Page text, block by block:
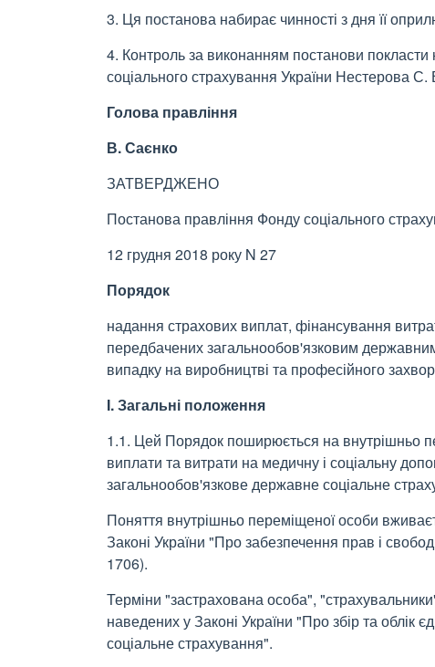
3. Ця постанова набирає чинності з дня її
4. Контроль за виконанням постанови покласти
соціального страхування України Нестерова С.
Голова правління
В. Саєнко
ЗАТВЕРДЖЕНО
Постанова правління Фонду соціального
12 грудня 2018 року N 27
Порядок
надання страхових виплат, фінансування
передбачених загальнообов'язковим
випадку на виробництві та професійного
I. Загальні положення
1.1. Цей Порядок поширюється на внутрішньо
виплати та витрати на медичну і соціальну
загальнообов'язкове державне соціальне
Поняття внутрішньо переміщеної особи
Законі України "Про забезпечення прав і
1706).
Терміни "застрахована особа",
наведених у Законі України "Про збір та облік
соціальне страхування".